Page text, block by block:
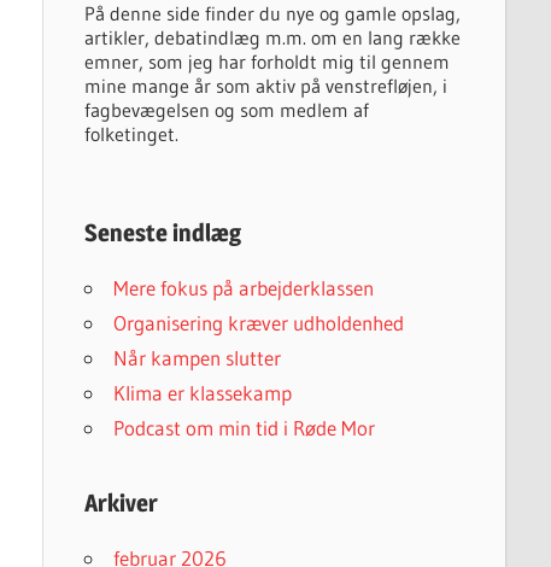
På denne side finder du nye og gamle opslag,
artikler, debatindlæg m.m. om en lang række
emner, som jeg har forholdt mig til gennem
mine mange år som aktiv på venstrefløjen, i
fagbevægelsen og som medlem af
folketinget.
Seneste indlæg
Mere fokus på arbejderklassen
Organisering kræver udholdenhed
Når kampen slutter
Klima er klassekamp
Podcast om min tid i Røde Mor
Arkiver
februar 2026